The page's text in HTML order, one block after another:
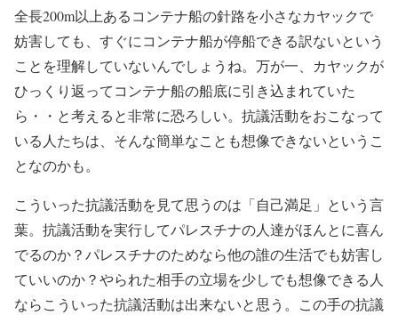
全長200m以上あるコンテナ船の針路を小さなカヤックで
妨害しても、すぐにコンテナ船が停船できる訳ないという
ことを理解していないんでしょうね。万が一、カヤックが
ひっくり返ってコンテナ船の船底に引き込まれていた
ら・・と考えると非常に恐ろしい。抗議活動をおこなって
いる人たちは、そんな簡単なことも想像できないというこ
となのかも。
こういった抗議活動を見て思うのは「自己満足」という言
葉。抗議活動を実行してパレスチナの人達がほんとに喜ん
でるのか？パレスチナのためなら他の誰の生活でも妨害し
ていいのか？やられた相手の立場を少しでも想像できる人
ならこういった抗議活動は出来ないと思う。この手の抗議